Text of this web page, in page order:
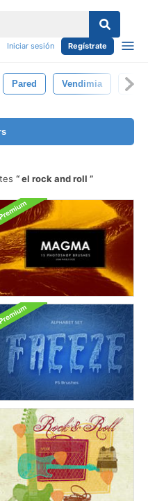
Iniciar sesión Regístrate
Pared Vendimia
el rock and roll